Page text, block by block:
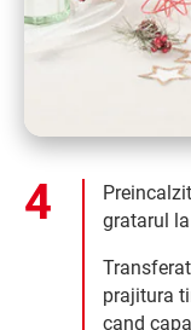
gratarul
prajitura
cand